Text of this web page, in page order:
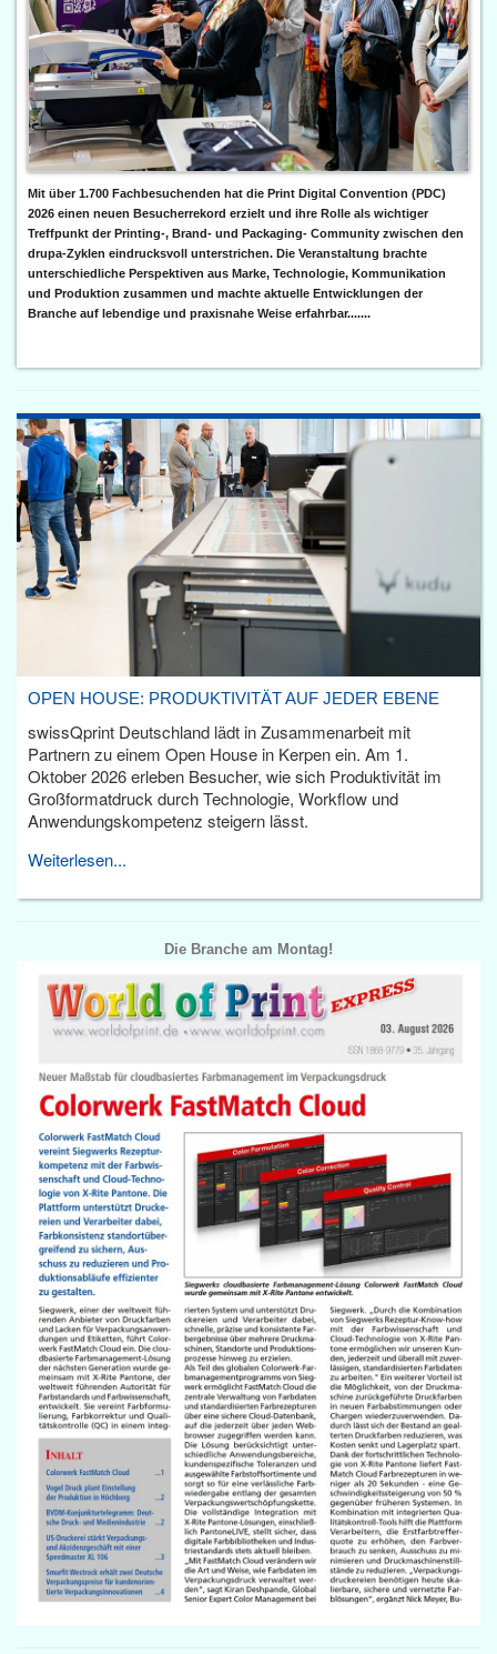
Mit über 1.700 Fachbesuchenden hat die Print Digital Convention (PDC)
2026 einen neuen Besucherrekord erzielt und ihre Rolle als wichtiger
Treffpunkt der Printing-, Brand- und Packaging- Community zwischen den
drupa-Zyklen eindrucksvoll unterstrichen. Die Veranstaltung brachte
unterschiedliche Perspektiven aus Marke, Technologie, Kommunikation
und Produktion zusammen und machte aktuelle Entwicklungen der
Branche auf lebendige und praxisnahe Weise erfahrbar.......
OPEN HOUSE: PRODUKTIVITÄT AUF JEDER EBENE
swissQprint Deutschland lädt in Zusammenarbeit mit
Partnern zu einem Open House in Kerpen ein. Am 1.
Oktober 2026 erleben Besucher, wie sich Produktivität im
Großformatdruck durch Technologie, Workflow und
Anwendungskompetenz steigern lässt.
Weiterlesen...
Die Branche am Montag!